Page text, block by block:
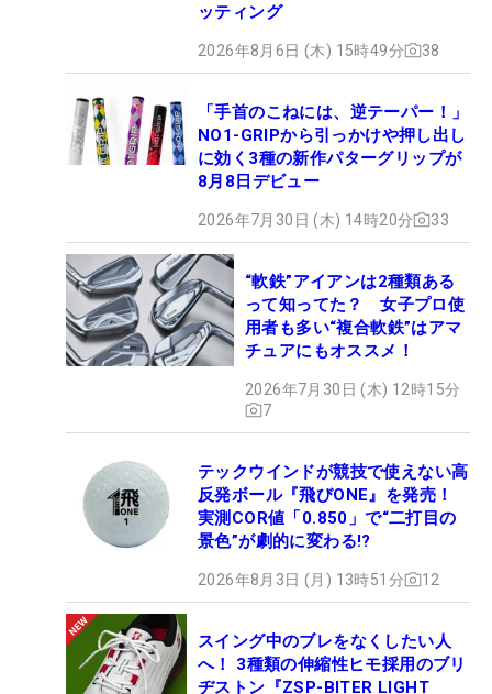
ッティング
2026年8月6日 (木) 15時49分 38
「手首のこねには、逆テーパー！」
NO1-GRIPから引っかけや押し出し
に効く3種の新作パターグリップが
8月8日デビュー
2026年7月30日 (木) 14時20分 33
“軟鉄”アイアンは2種類ある
って知ってた？ 女子プロ使
用者も多い“複合軟鉄”はアマ
チュアにもオススメ！
2026年7月30日 (木) 12時15分
7
テックウインドが競技で使えない高
反発ボール『飛びONE』を発売！
実測COR値「0.850」で“二打目の
景色”が劇的に変わる!?
2026年8月3日 (月) 13時51分 12
スイング中のブレをなくしたい人
へ！ 3種類の伸縮性ヒモ採用のブリ
ヂストン『ZSP-BITER LIGHT